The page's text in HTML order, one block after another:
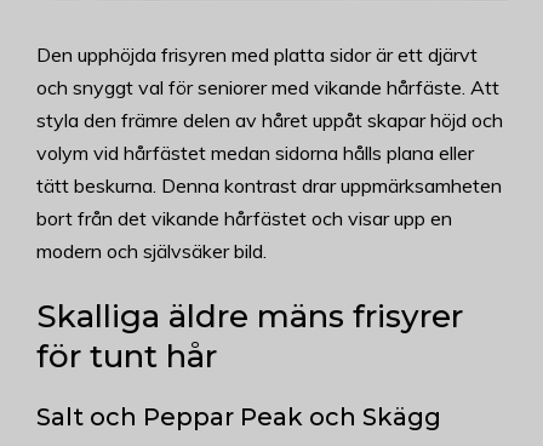
Den upphöjda frisyren med platta sidor är ett djärvt
och snyggt val för seniorer med vikande hårfäste. Att
styla den främre delen av håret uppåt skapar höjd och
volym vid hårfästet medan sidorna hålls plana eller
tätt beskurna. Denna kontrast drar uppmärksamheten
bort från det vikande hårfästet och visar upp en
modern och självsäker bild.
Skalliga äldre mäns frisyrer
för tunt hår
Salt och Peppar Peak och Skägg